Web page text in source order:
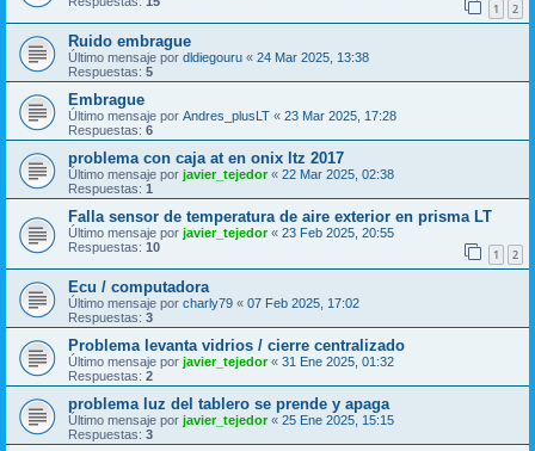
1 2
Ruido embrague
Último mensaje por dldiegouru « 24 Mar 2025, 13:38
Respuestas: 5
Embrague
Último mensaje por Andres_plusLT « 23 Mar 2025, 17:28
Respuestas: 6
problema con caja at en onix ltz 2017
Último mensaje por javier_tejedor« 22 Mar 2025, 02:38
Respuestas: 1
Falla sensor de temperatura de aire exterior en prisma LT
Último mensaje por javier_tejedor« 23 Feb 2025, 20:55
Respuestas: 10 1 2
Ecu / computadora
Último mensaje por charly79 « 07 Feb 2025, 17:02
Respuestas: 3
Problema levanta vidrios / cierre centralizado
Último mensaje por javier_tejedor« 31 Ene 2025, 01:32
Respuestas: 2
problema luz del tablero se prende y apaga
Último mensaje por javier_tejedor« 25 Ene 2025, 15:15
Respuestas: 3